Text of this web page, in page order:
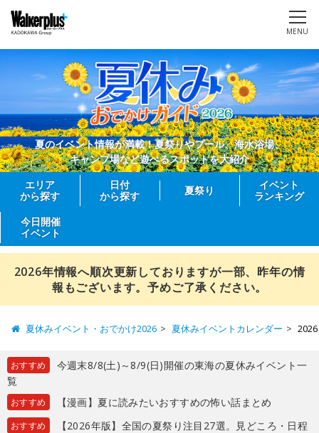
MENU
夏のイベント情報が満載！夏祭りやプール、海水浴場、
キャンプ場など遊べるスポットを大紹介
エリア
から探す
日付
から探す
夏祭り
イベント
ランキング
今日開催
イベント
2026年情報へ順次更新しておりますが一部、昨年の情
報もございます。予めご了承ください。
夏休みイベント・おでかけ2026 夏休みイベントカレンダー
おすすめ
今週末8/8(土)～8/9(日)開催の東海の夏休みイベント一
覧
おすすめ 【漫画】夏に読みたいおすすめの怖い話まとめ
おすすめ
【2026年版】全国の夏祭り注目27選。見どころ・日程